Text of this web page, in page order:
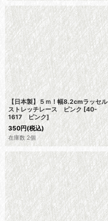
【日本製】５ｍ！幅8.2cmラッセル
ストレッチレース ピンク [40-
1617 ピンク]
350円(税込)
在庫数 2個